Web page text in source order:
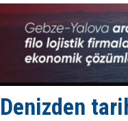
Denizden